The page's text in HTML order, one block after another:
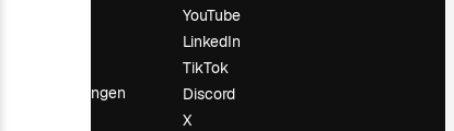
Veranstaltungen
YouTube
LinkedIn
TikTok
Discord
X